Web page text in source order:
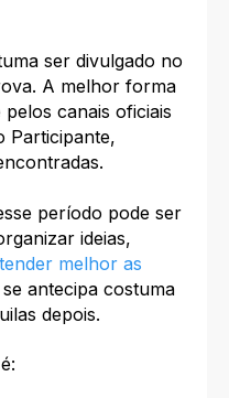
ser divulgado no
A melhor forma
canais oficiais
Participante,
período pode ser
ideias,
melhor as
se antecipa costuma
depois.